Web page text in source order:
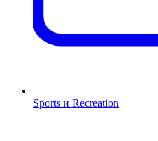
Sports и Recreation